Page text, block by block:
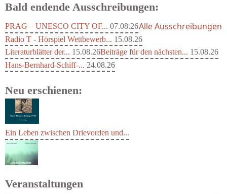
Bald endende Ausschreibungen:
PRAG – UNESCO CITY OF... 07.08.26
Radio T - Hörspiel Wettbewerb... 15.08.26
Literaturblätter der... 15.08.26Beiträge für den nächsten... 15.08.26
Hans-Bernhard-Schiff-... 24.08.26
Alle Ausschreibungen
Neu erschienen:
Ein Leben zwischen Drievorden und...
Veranstaltungen